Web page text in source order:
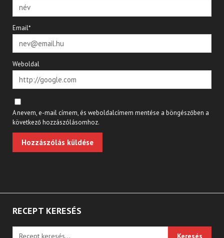
Email*
Weboldal
A nevem, e-mail címem, és weboldalcímem mentése a böngészőben a
következő hozzászólásomhoz.
RECEPT KERESÉS